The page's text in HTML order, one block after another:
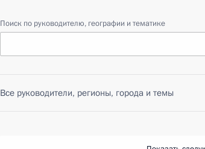
Поиск по руководителю, географии и тематике
Все руководители, регионы, города и темы